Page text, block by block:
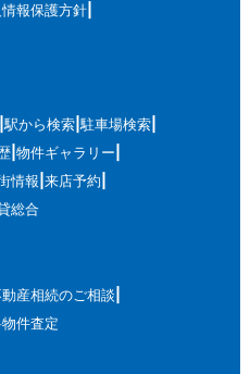
報保護方針
駅から検索 駐車場検索
物件ギャラリー
情報 来店予約
総合
産相続のご相談
件査定